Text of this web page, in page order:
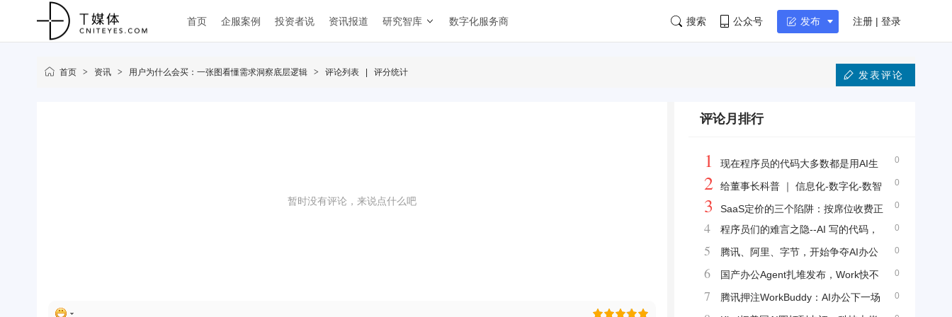
首页 企服案例 投资者说 资讯报道 研究智库 数字化服务商 搜索 公众号 发布 注册 | 登录
发表评论
首页 > 资讯 > 用户为什么会买：一张图看懂需求洞察底层逻辑 > 评论列表 评分统计
暂时没有评论，来说点什么吧
评论月排行
0
1
现在程序员的代码大多数都是用AI生
成的，后面会成为屎山代码看不懂吗？
0
2
给董事长科普 ｜ 信息化-数字化-数智
化三阶段是谬论
0
3
SaaS定价的三个陷阱：按席位收费正
在杀死增长
0
4
程序员们的难言之隐--AI 写的代码，
三次迭代后谁敢改？
0
5
腾讯、阿里、字节，开始争夺AI办公
的第一入口
0
6
国产办公Agent扎堆发布，Work快不
够用了
0
7
腾讯押注WorkBuddy：AI办公下一场